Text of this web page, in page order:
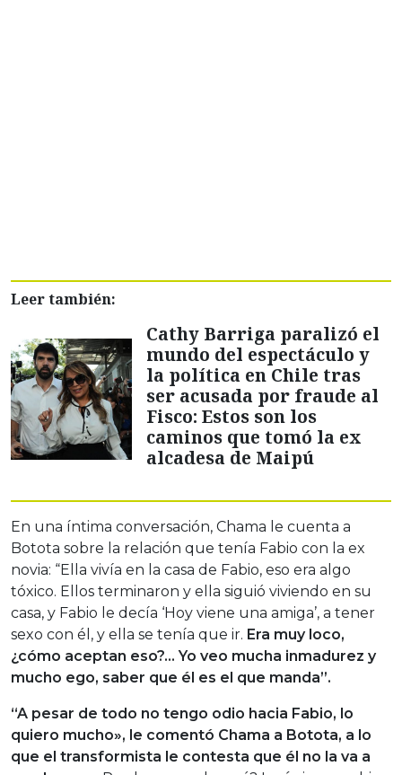
Leer también:
Cathy Barriga paralizó el
mundo del espectáculo y
la política en Chile tras
ser acusada por fraude al
Fisco: Estos son los
caminos que tomó la ex
alcadesa de Maipú
En una íntima conversación, Chama le cuenta a
Botota sobre la relación que tenía Fabio con la ex
novia: “Ella vivía en la casa de Fabio, eso era algo
tóxico. Ellos terminaron y ella siguió viviendo en su
casa, y Fabio le decía ‘Hoy viene una amiga’, a tener
sexo con él, y ella se tenía que ir. Era muy loco,
¿cómo aceptan eso?… Yo veo mucha inmadurez y
mucho ego, saber que él es el que manda”.
“A pesar de todo no tengo odio hacia Fabio, lo
quiero mucho», le comentó Chama a Botota, a lo
que el transformista le contesta que él no la va a